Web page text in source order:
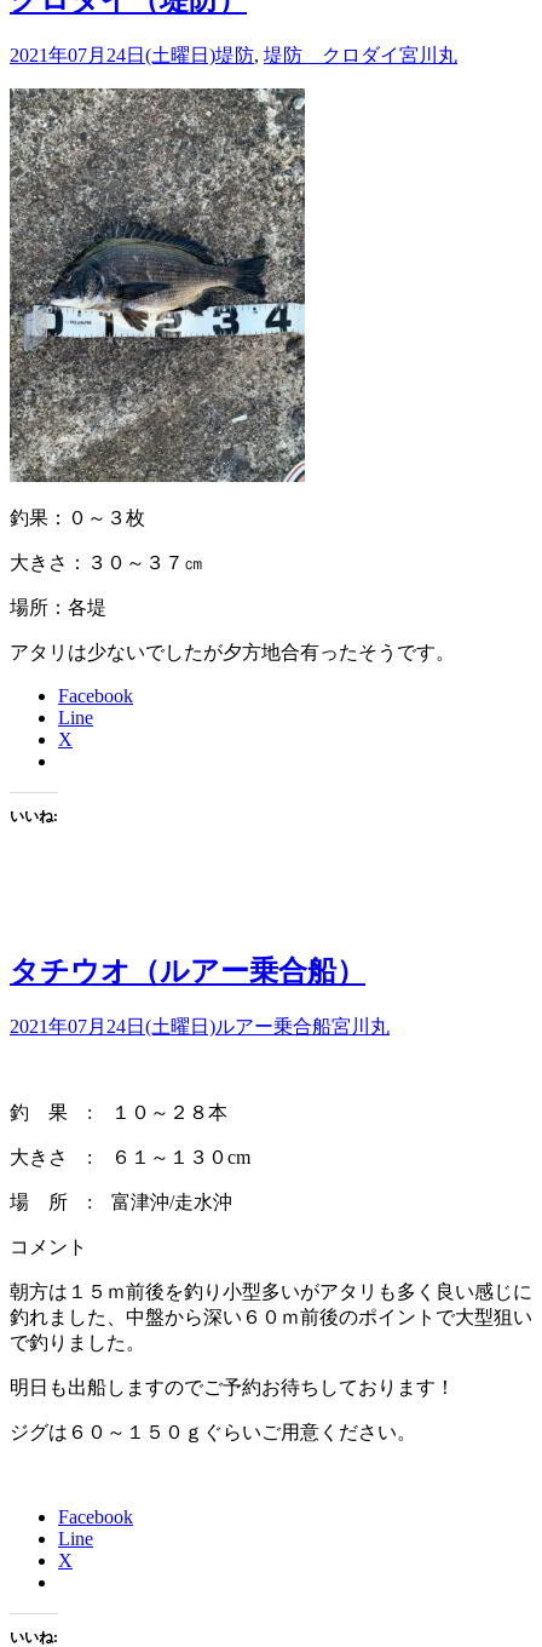
2021年07月24日(土曜日)堤防, 堤防 クロダイ宮川丸
釣果：０～３枚
大きさ：３０～３７㎝
場所：各堤
アタリは少ないでしたが夕方地合有ったそうです。
Facebook
Line
X
いいね:
タチウオ（ルアー乗合船）
2021年07月24日(土曜日)ルアー乗合船宮川丸
釣 果 : １０～２８本
大きさ : ６１～１３０cm
場 所 : 富津沖/走水沖
コメント
朝方は１５ｍ前後を釣り小型多いがアタリも多く良い感じに
釣れました、中盤から深い６０ｍ前後のポイントで大型狙い
で釣りました。
明日も出船しますのでご予約お待ちしております！
ジグは６０～１５０ｇぐらいご用意ください。
Facebook
Line
X
いいね: